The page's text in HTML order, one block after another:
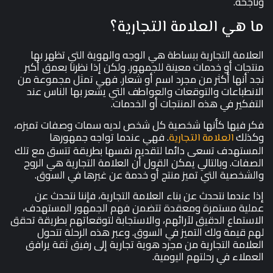
ما هي العلامة التجارية؟
العلامة التجارية ببساطة هي الوجه والهوية التي تظهر بها
منتجات أو خدمات معينة للجمهور. ولكن إذا نظرنا بعمق أكبر
نجد أنها أكثر من مجرد اسم أو شعار. فهي تمثل مجموعة من
الانطباعات والتوقعات والعواطف التي يشعر بها الناس عند
التفكير في هذه المنتجات أو الخدمات.
فكر فيها كأنها شخصية كل شخص لديه سمات وصفات تميزه،
وكذلكالعلامة التجارية. فهي عندما تواجه جمهورها
المستهدف تسعى دائما لتقديم نفسها بطريقة تتسق مع تلك
الصفات. وبالتالي يمكن القول أن العلامة التجارية هي الروح
والشخصية التي تميز منتج أو خدمة عن غيرها في السوق.
إذا عندما نتحدث عن بناء العلامة التجارية، فإننا نتحدث عن
عملية مستمرة ومعقدة تتضمن فهم الجمهور المستهدف،
الاستماع الدقيق لآرائهم، والاستجابة لتوقعاتهم بطريقة تحقق
لهم قيمة ولك التميز في السوق. وعبر هذه الرحلة تتحول
العلامة التجارية من مجرد هوية تجارية إلى رفيق ثقة يرافق
العملاء في رحلتهم اليومية.